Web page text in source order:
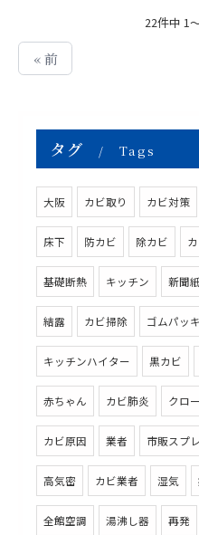
22件中 1
« 前
タグ Tags
大阪 カビ取り カビ対策
床下 防カビ 除カビ
基礎断熱 キッチン 新聞紙
結露 カビ掃除 ゴムパッ
キッチンハイター 黒カビ
赤ちゃん カビ肺炎 クロ
カビ原因 業者 市販スプ
高気密 カビ業者 湿気
全館空調 湯沸し器 再発